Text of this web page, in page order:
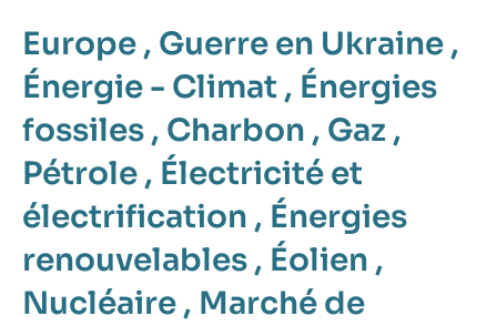
Europe , Guerre en Ukraine ,
Énergie - Climat , Énergies
fossiles , Charbon , Gaz ,
Pétrole , Électricité et
électrification , Énergies
renouvelables , Éolien ,
Nucléaire , Marché de